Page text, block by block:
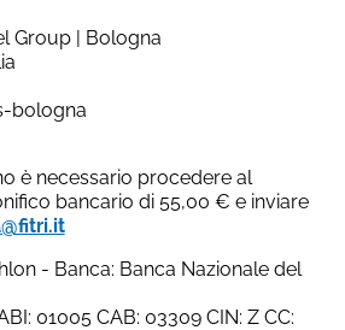
Group | Bologna
bologna
è necessario procedere al
bancario di 55,00 € e inviare
- Banca: Banca Nazionale del
01005 CAB: 03309 CIN: Z CC: